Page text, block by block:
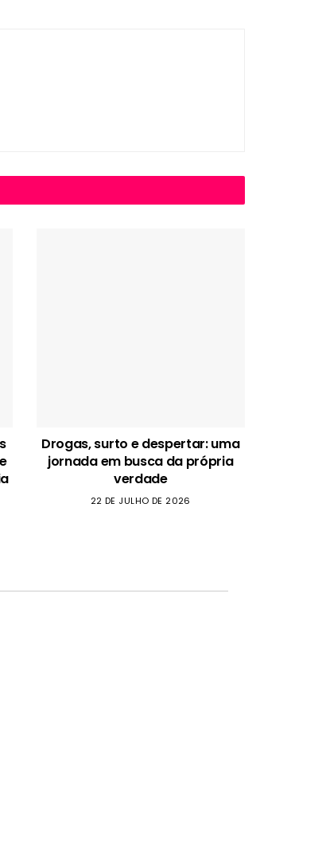
Drogas, surto e despertar: uma
jornada em busca da própria
verdade
22 DE JULHO DE 2026